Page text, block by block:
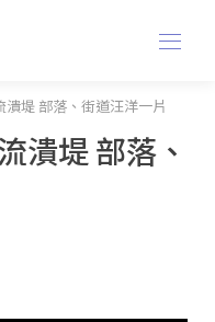
潰堤 部落、街道汪洋一片
潰堤 部落、